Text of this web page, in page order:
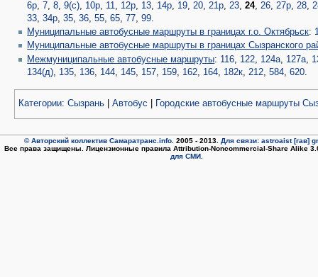
6р, 7,8,9(с), 10р, 11, 12р, 13, 14р, 19,20,21р,23,24,26,27р,28,
33,34р,35,36,55,65, 77,99.
Муниципальные автобусные маршруты в границах г.о. Октябрьск:
Муниципальные автобусные маршруты в границах Сызранского
Межмуниципальные автобусные маршруты: 116 122 124а 127а
134(д)
135 136 144 145 157 159 162 164 182к 212 ,584 ,620
Категории: Сызрань Автобус Городские автобусные маршруты
© Авторский коллектив Самаратранс.info . 2005 - 2013. Для связи: astroaist [гав]
Все права защищены. Лицензионные правила Attribution-Noncommercial-Share Alike
для СМИ.